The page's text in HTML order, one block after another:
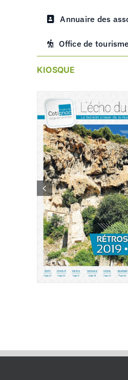
Annuaire des
Office de
KIOSQUE